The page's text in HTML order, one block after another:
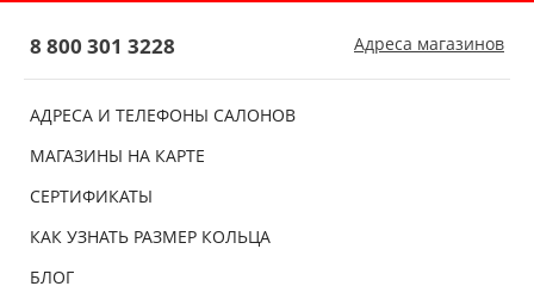
АДРЕСА И ТЕЛЕФОНЫ САЛОНОВ
МАГАЗИНЫ НА КАРТЕ
СЕРТИФИКАТЫ
КАК УЗНАТЬ РАЗМЕР КОЛЬЦА
БЛОГ
8 800 301 3228 Адреса магазинов